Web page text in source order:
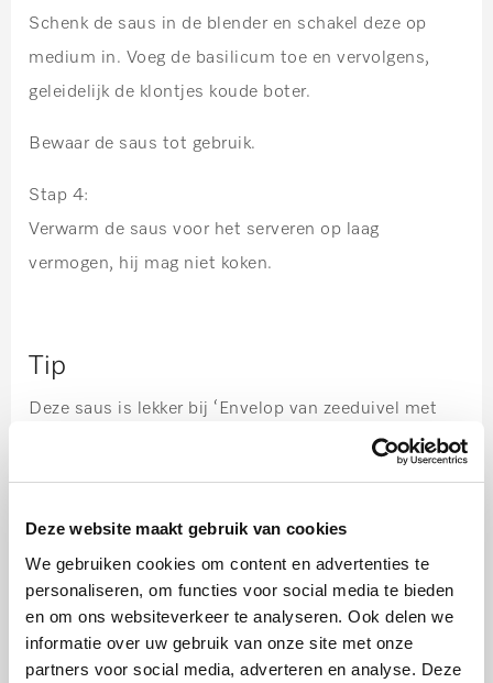
Deze website maakt gebruik van cookies
We gebruiken cookies om content en advertenties te
personaliseren, om functies voor social media te bieden
en om ons websiteverkeer te analyseren. Ook delen we
informatie over uw gebruik van onze site met onze
partners voor social media, adverteren en analyse. Deze
Schenk de saus in de blender en schakel deze op
medium in. Voeg de basilicum toe en vervolgens,
geleidelijk de klontjes koude boter.
Bewaar de saus tot gebruik.
Stap 4:
Verwarm de saus voor het serveren op laag
vermogen, hij mag niet koken.
Tip
Deze saus is lekker bij ‘Envelop van zeeduivel met
gamba’s geserveerd met aardappelmousseline en
Ook lekker